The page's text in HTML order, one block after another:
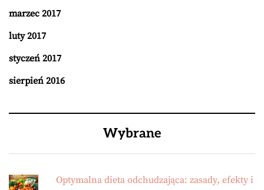
marzec 2017
luty 2017
styczeń 2017
sierpień 2016
Wybrane
Optymalna dieta odchudzająca: zasady, efekty i